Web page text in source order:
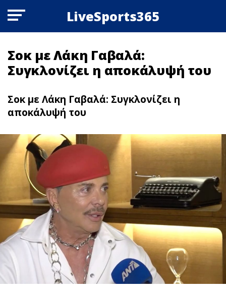
LiveSports365
Σoκ με Λάκη Γαβαλά:
Συγκλονίζει η αποκάλυψή του
Σoκ με Λάκη Γαβαλά: Συγκλονίζει η
αποκάλυψή του